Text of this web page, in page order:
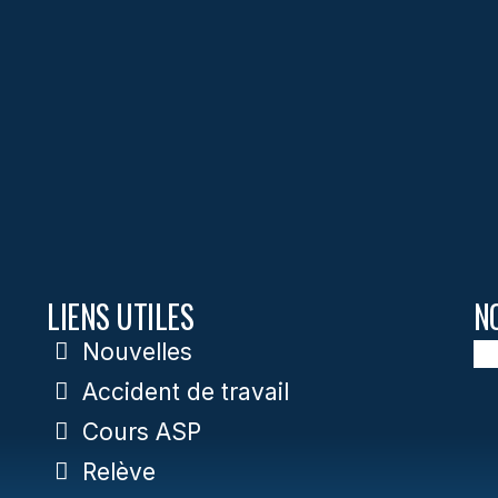
LIENS UTILES
Nouvelles
Accident de travail
Cours ASP
Relève